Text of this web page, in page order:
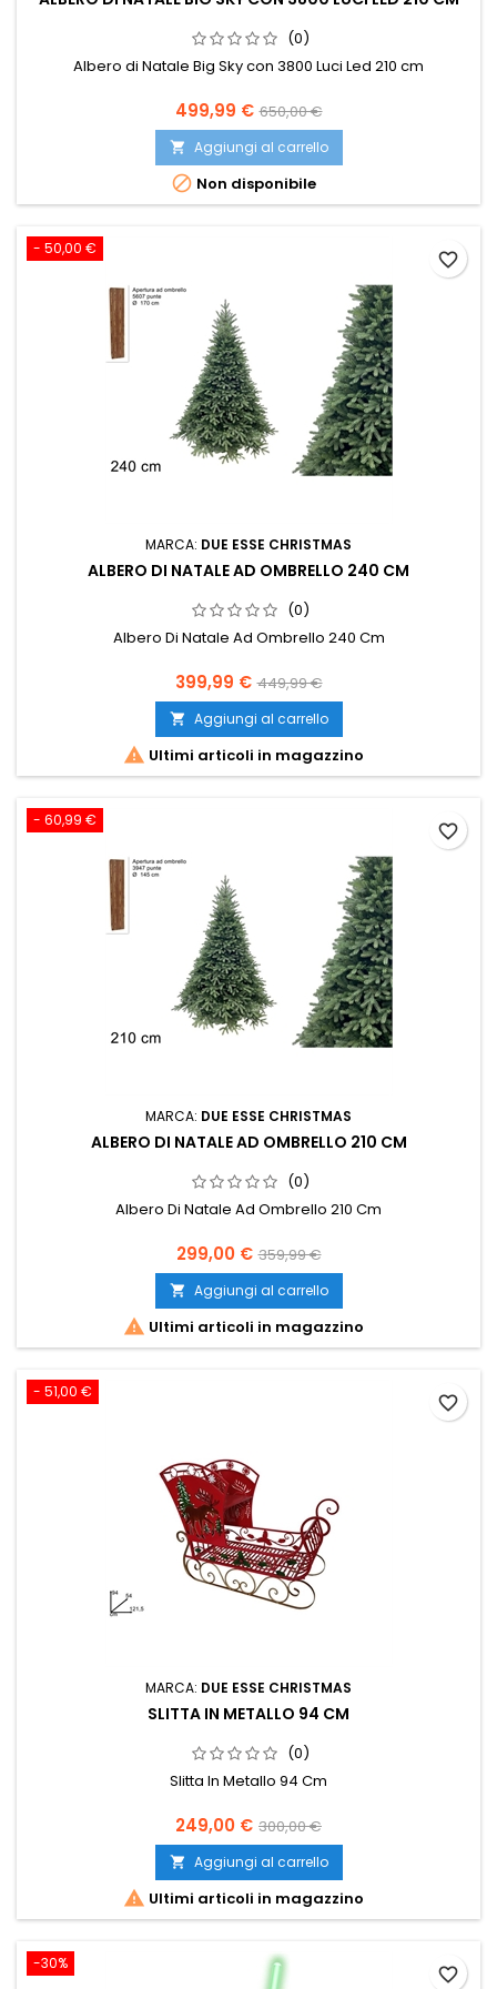
(0)
Albero di Natale Big Sky con 3800 Luci Led 210 cm
Prezzo
499,99 € Prezzo
base
650,00 €
 Aggiungi al carrello
 Non disponibile
- 50,00 €
MARCA: DUE ESSE CHRISTMAS
ALBERO DI NATALE AD OMBRELLO 240 CM
(0)
Albero Di Natale Ad Ombrello 240 Cm
Prezzo
399,99 € Prezzo
base
449,99 €
 Aggiungi al carrello
 Ultimi articoli in magazzino
favorite_border
- 60,99 €
MARCA: DUE ESSE CHRISTMAS
ALBERO DI NATALE AD OMBRELLO 210 CM
(0)
Albero Di Natale Ad Ombrello 210 Cm
Prezzo
299,00 € Prezzo
base
359,99 €
 Aggiungi al carrello
 Ultimi articoli in magazzino
favorite_border
- 51,00 €
MARCA: DUE ESSE CHRISTMAS
SLITTA IN METALLO 94 CM
(0)
Slitta In Metallo 94 Cm
Prezzo
249,00 € Prezzo
base
300,00 €
 Aggiungi al carrello
 Ultimi articoli in magazzino
favorite_border
-30%
favorite_border